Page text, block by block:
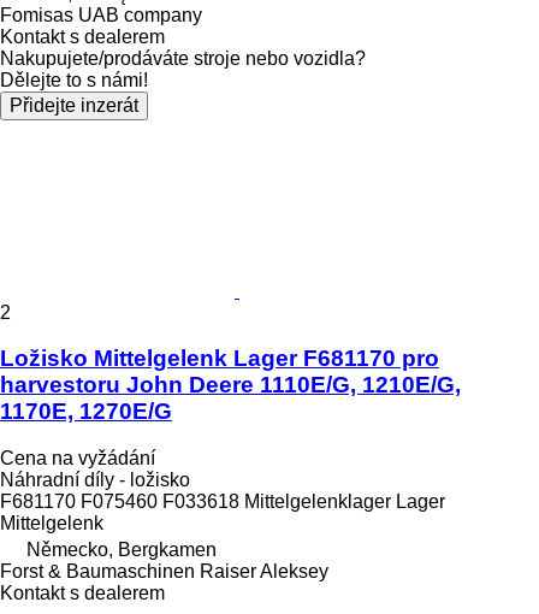
Fomisas UAB company
Kontakt s dealerem
Nakupujete/prodáváte stroje nebo vozidla?
Dělejte to s námi!
Přidejte inzerát
2
Ložisko Mittelgelenk Lager F681170 pro
harvestoru John Deere 1110E/G, 1210E/G,
1170E, 1270E/G
Cena na vyžádání
Náhradní díly - ložisko
F681170 F075460 F033618 Mittelgelenklager Lager
Mittelgelenk
Německo, Bergkamen
Forst & Baumaschinen Raiser Aleksey
Kontakt s dealerem